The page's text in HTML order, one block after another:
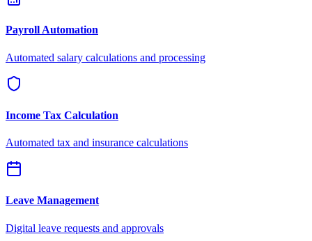
Payroll Automation
Automated salary calculations and processing
Income Tax Calculation
Automated tax and insurance calculations
Leave Management
Digital leave requests and approvals